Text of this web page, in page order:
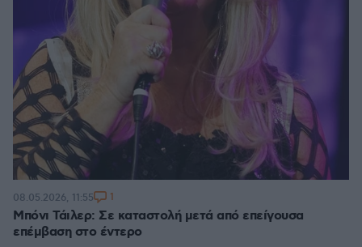
Μπόνι Τάιλερ: Σε καταστολή μετά από επείγουσα
επέμβαση στο έντερο
08.05.2026, 11:55 1